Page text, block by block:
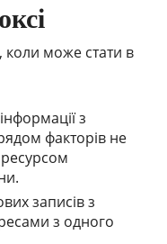
може стати в
з
факторів не
записів з
з одного